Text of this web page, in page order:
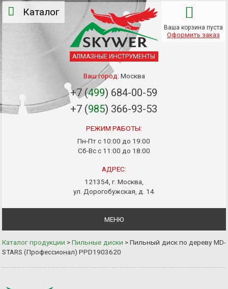
АЛМАЗНЫЕ ИНСТРУМЕНТЫ
Ваш город: Москва
+7 (499) 684-00-59
+7 (985) 366-93-53
РЕЖИМ РАБОТЫ:
Пн-Пт с 10:00 до 19:00
Сб-Вс с 11:00 до 18:00
АДРЕС:
121354, г. Москва,
ул. Дорогобужская, д. 14
Ваша корзина пуста
Оформить заказ
МЕНЮ
Каталог продукции >Пильные диски >Пильный диск по дереву MD-
STARS (Профессионал) PPD1903620
Каталог